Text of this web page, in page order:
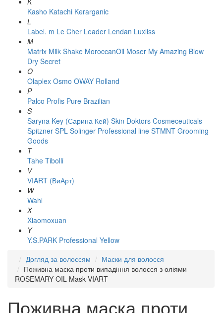
Kasho Katachi Kerarganic
L
Label. m Le Cher Leader Lendan Luxliss
M
Matrix Milk Shake MoroccanOil Moser My Amazing Blow
Dry Secret
O
Olaplex Osmo OWAY Rolland
P
Palco Profis Pure Brazilian
S
Saryna Key (Сарина Кей) Skin Doktors Cosmeceuticals
Spitzner SPL Solinger Professional line STMNT Grooming
Goods
T
Tahe Tibolli
V
VIART (ВиАрт)
W
Wahl
X
Xiaomoxuan
Y
Y.S.PARK Professional Yellow
Догляд за волоссям
Маски для волосся
Поживна маска проти випадіння волосся з оліями
ROSEMARY OIL Mask VIART
Поживна маска проти